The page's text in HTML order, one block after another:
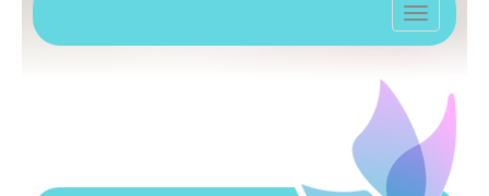
Toggle
navigation